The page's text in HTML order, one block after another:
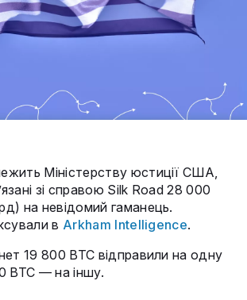
Міністерству юстиції США,
зі справою Silk Road 28 000
на невідомий гаманець.
в Arkham Intelligence.
19 800 BTC відправили на одну
BTC — на іншу.